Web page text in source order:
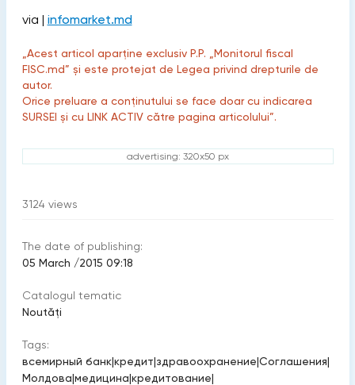
via | infomarket.md
„Acest articol aparține exclusiv P.P. „Monitorul fiscal
FISC.md” și este protejat de Legea privind drepturile de
autor.
Orice preluare a conținutului se face doar cu indicarea
SURSEI și cu LINK ACTIV către pagina articolului”.
advertising: 320x50 px
3124 views
The date of publishing:
05 March /2015 09:18
Catalogul tematic
Noutăți
Tags:
всемирный банк|кредит|здравоохранение|Соглашения|
Молдова|медицина|кредитование|